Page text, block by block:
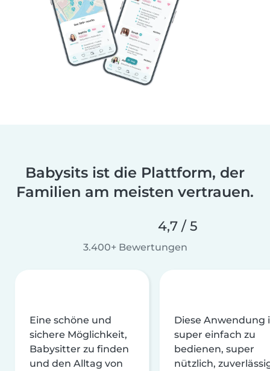
Babysits ist die Plattform, der
Familien am meisten vertrauen.
4,7 / 5
3.400+ Bewertungen
Eine schöne und
sichere Möglichkeit,
Babysitter zu finden
und den Alltag von
Diese Anwendung
super einfach zu
bedienen, super
nützlich,